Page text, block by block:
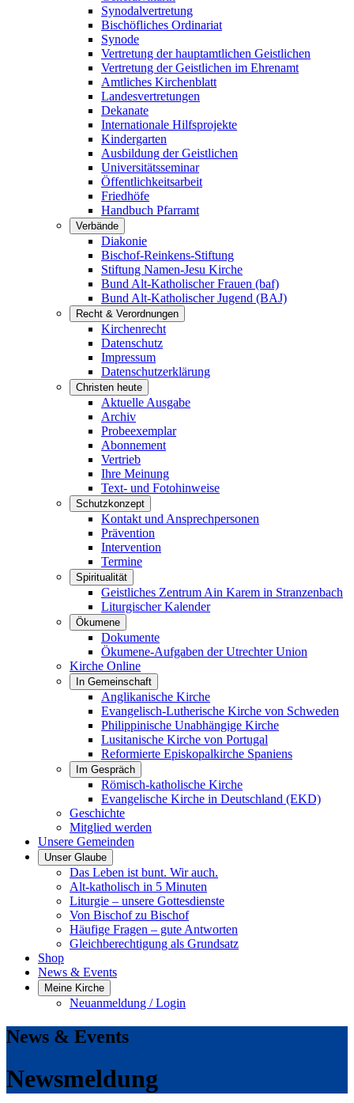
Synodalvertretung
Bischöfliches Ordinariat
Synode
Vertretung der hauptamtlichen Geistlichen
Vertretung der Geistlichen im Ehrenamt
Amtliches Kirchenblatt
Landesvertretungen
Dekanate
Internationale Hilfsprojekte
Kindergarten
Ausbildung der Geistlichen
Universitätsseminar
Öffentlichkeitsarbeit
Friedhöfe
Handbuch Pfarramt
Verbände
Diakonie
Bischof-Reinkens-Stiftung
Stiftung Namen-Jesu Kirche
Bund Alt-Katholischer Frauen (baf)
Bund Alt-Katholischer Jugend (BAJ)
Recht & Verordnungen
Kirchenrecht
Datenschutz
Impressum
Datenschutzerklärung
Christen heute
Aktuelle Ausgabe
Archiv
Probeexemplar
Abonnement
Vertrieb
Ihre Meinung
Text- und Fotohinweise
Schutzkonzept
Kontakt und Ansprechpersonen
Prävention
Intervention
Termine
Spiritualität
Geistliches Zentrum Ain Karem in Stranzenbach
Liturgischer Kalender
Ökumene
Dokumente
Ökumene-Aufgaben der Utrechter Union
Kirche Online
In Gemeinschaft
Anglikanische Kirche
Evangelisch-Lutherische Kirche von Schweden
Philippinische Unabhängige Kirche
Lusitanische Kirche von Portugal
Reformierte Episkopalkirche Spaniens
Im Gespräch
Römisch-katholische Kirche
Evangelische Kirche in Deutschland (EKD)
Geschichte
Mitglied werden
Unsere Gemeinden
Unser Glaube
Das Leben ist bunt. Wir auch.
Alt-katholisch in 5 Minuten
Liturgie – unsere Gottesdienste
Von Bischof zu Bischof
Häufige Fragen – gute Antworten
Gleichberechtigung als Grundsatz
Shop
News & Events
Meine Kirche
Neuanmeldung / Login
News & Events
Newsmeldung